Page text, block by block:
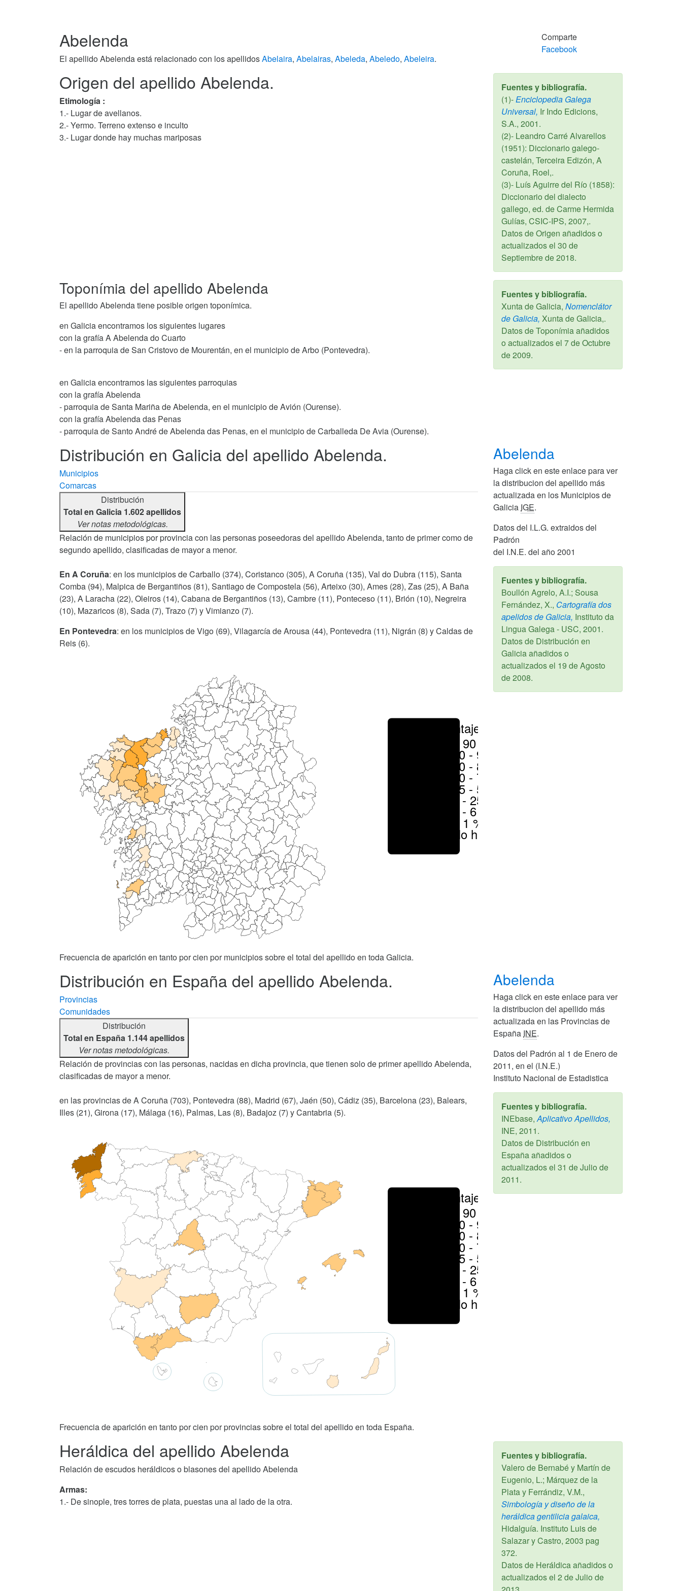
Abelenda
El apellido Abelenda está relacionado con los apellidosAbelaira, Abelairas, Abeleda, Abeledo, Abeleira.
Comparte
Facebook
Origen del apellido Abelenda.
Etimología :
1.- Lugar de avellanos.
2.- Yermo. Terreno extenso e inculto
3.- Lugar donde hay muchas mariposas
Fuentes y bibliografía.
(1)- Enciclopedia Galega
Universal, Ir Indo Edicions,
S.A., 2001.
(2)- Leandro Carré Alvarellos
(1951): Diccionario galego-
castelán, Terceira Edizón, A
Coruña, Roel,.
(3)- Luís Aguirre del Río (1858):
Diccionario del dialecto
gallego, ed. de Carme Hermida
Gulías, CSIC-IPS, 2007,.
Datos de Origen añadidos o
actualizados el 30 de
Septiembre de 2018.
Toponímia del apellido Abelenda
El apellido Abelenda tiene posible origen toponímica.
en Galicia encontramos los siguientes lugares
con la grafía A Abelenda do Cuarto
- en la parroquia de San Cristovo de Mourentán, en el municipio de Arbo (Pontevedra).
en Galicia encontramos las siguientes parroquias
con la grafía Abelenda
- parroquia de Santa Mariña de Abelenda, en el municipio de Avión (Ourense).
con la grafía Abelenda das Penas
- parroquia de Santo André de Abelenda das Penas, en el municipio de Carballeda De Avia (Ourense).
Fuentes y bibliografía.
Xunta de Galicia, Nomenclátor
de Galicia, Xunta de Galicia,.
Datos de Toponímia añadidos
o actualizados el 7 de Octubre
de 2009.
Distribución en Galicia del apellido Abelenda.
Municipios
Comarcas
Distribución
Total en Galicia 1.602 apellidos
Ver notas metodológicas.
Relación de municipios por provincia con las personas poseedoras del apellido Abelenda, tanto de primer como de
segundo apellido, clasificadas de mayor a menor.
En A Coruña: en los municipios de Carballo (374), Coristanco (305), A Coruña (135), Val do Dubra (115), Santa
Comba (94), Malpica de Bergantiños (81), Santiago de Compostela (56), Arteixo (30), Ames (28), Zas (25), A Baña
(23), A Laracha (22), Oleiros (14), Cabana de Bergantiños (13), Cambre (11), Ponteceso (11), Brión (10), Negreira
(10), Mazaricos (8), Sada (7), Trazo (7) y Vimianzo (7).
En Pontevedra: en los municipios de Vigo (69), Vilagarcía de Arousa (44), Pontevedra (11), Nigrán (8) y Caldas de
Reis (6).
Porcentajes
> 90 %
80 - 90 %
70 - 80 %
50 - 70 %
25 - 50 %
6 - 25 %
1 - 6 %
< 1 %
No hay
Frecuencia de aparición en tanto por cien por municipios sobre el total del apellido en toda Galicia.
Abelenda
Haga click en este enlace para ver
la distribucion del apellido más
actualizada en los Municipios de
Galicia IGE.
Datos del I.L.G. extraidos del
Padrón
del I.N.E. del año 2001
Fuentes y bibliografía.
Boullón Agrelo, A.I.; Sousa
Fernández, X., Cartografía dos
apelidos de Galicia, Instituto da
Lingua Galega - USC, 2001.
Datos de Distribución en
Galicia añadidos o
actualizados el 19 de Agosto
de 2008.
Distribución en España del apellido Abelenda.
Provincias
Comunidades
Distribución
Total en España 1.144 apellidos
Ver notas metodológicas.
Relación de provincias con las personas, nacidas en dicha provincia, que tienen solo de primer apellido Abelenda,
clasificadas de mayor a menor.
en las provincias de A Coruña (703), Pontevedra (88), Madrid (67), Jaén (50), Cádiz (35), Barcelona (23), Balears,
Illes (21), Girona (17), Málaga (16), Palmas, Las (8), Badajoz (7) y Cantabria (5).
Porcentajes
> 90 %
80 - 90 %
70 - 80 %
50 - 70 %
25 - 50 %
6 - 25 %
1 - 6 %
< 1 %
No hay
Frecuencia de aparición en tanto por cien por provincias sobre el total del apellido en toda España.
Abelenda
Haga click en este enlace para ver
la distribucion del apellido más
actualizada en las Provincias de
España INE.
Datos del Padrón al 1 de Enero de
2011, en el (I.N.E.)
Instituto Nacional de Estadistica
Fuentes y bibliografía.
INEbase,Aplicativo Apellidos,
INE, 2011.
Datos de Distribución en
España añadidos o
actualizados el 31 de Julio de
2011.
Heráldica del apellido Abelenda
Relación de escudos heráldicos o blasones del apellido Abelenda
Armas:
1.- De sinople, tres torres de plata, puestas una al lado de la otra.
Fuentes y bibliografía.
Valero de Bernabé y Martín de
Eugenio, L.; Márquez de la
Plata y Ferrándiz, V.M.,
Simbología y diseño de la
heráldica gentilicia galaica,
Hidalguía. Instituto Luis de
Salazar y Castro, 2003 pag
372.
Datos de Heráldica añadidos o
actualizados el 2 de Julio de